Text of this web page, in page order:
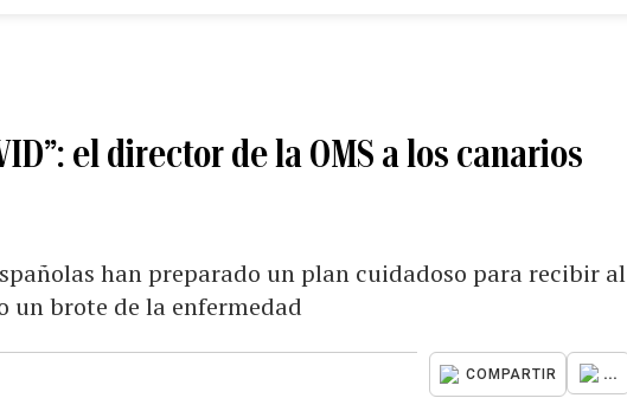
el director de la OMS a los canarios
han preparado un plan cuidadoso para recibir al
un brote de la enfermedad
COMPARTIR ...